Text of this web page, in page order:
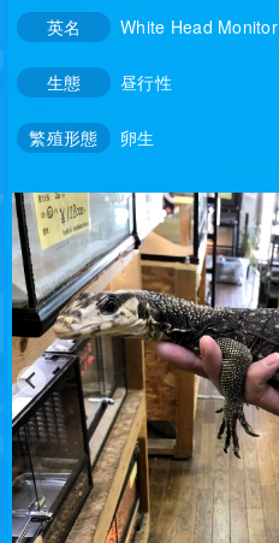
英名 White Head Monitor
生態 昼行性
繁殖形態 卵生